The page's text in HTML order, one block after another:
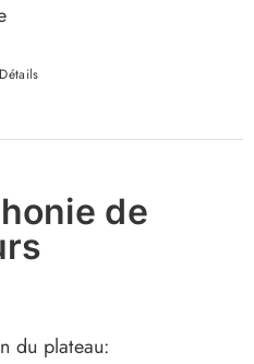
Détails
de
du plateau: